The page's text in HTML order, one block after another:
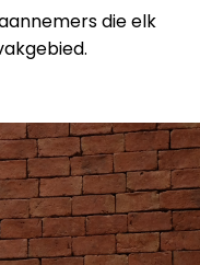
die elk